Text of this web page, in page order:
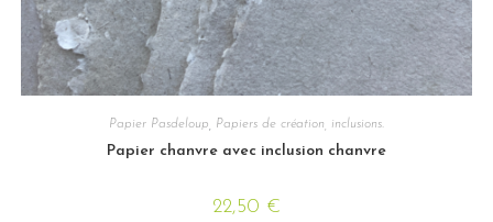
Papier Pasdeloup Papiers de création, inclusions.
Papier chanvre avec inclusion chanvre
22,50 €